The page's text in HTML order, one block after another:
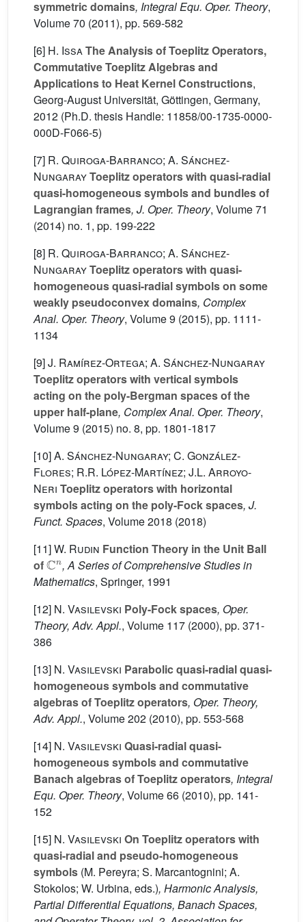
symmetric domains, Integral Equ. Oper. Theory,
Volume 70 (2011), pp. 569-582
[6] H. IssaThe Analysis of Toeplitz Operators,
Commutative Toeplitz Algebras and
Applications to Heat Kernel Constructions,
Georg-August Universität, Göttingen, Germany,
2012 (Ph.D. thesis Handle: 11858/00-1735-0000-
000D-F066-5)
[7] R. Quiroga-Barranco; A. Sánchez-
NungarayToeplitz operators with quasi-radial
quasi-homogeneous symbols and bundles of
Lagrangian frames, J. Oper. Theory, Volume 71
(2014) no. 1, pp. 199-222
[8] R. Quiroga-Barranco; A. Sánchez-
NungarayToeplitz operators with quasi-
homogeneous quasi-radial symbols on some
weakly pseudoconvex domains, Complex
Anal. Oper. Theory, Volume 9 (2015), pp. 1111-
1134
[9]J. Ramírez-Ortega; A. Sánchez-Nungaray
Toeplitz operators with vertical symbols
acting on the poly-Bergman spaces of the
upper half-plane, Complex Anal. Oper. Theory,
Volume 9 (2015) no. 8, pp. 1801-1817
[10]A. Sánchez-Nungaray; C. González-
Flores; R.R. López-Martínez; J.L. Arroyo-
Neri Toeplitz operators with horizontal
symbols acting on the poly-Fock spaces, J.
Funct. Spaces, Volume 2018 (2018)
[11]W. Rudin Function Theory in the Unit Ball
of
Cn
, A Series of Comprehensive Studies in
Mathematics, Springer, 1991
[12] N. Vasilevski Poly-Fock spaces, Oper.
Theory, Adv. Appl., Volume 117 (2000), pp. 371-
386
[13] N. Vasilevski Parabolic quasi-radial quasi-
homogeneous symbols and commutative
algebras of Toeplitz operators, Oper. Theory,
Adv. Appl., Volume 202 (2010), pp. 553-568
[14] N. Vasilevski Quasi-radial quasi-
homogeneous symbols and commutative
Banach algebras of Toeplitz operators, Integral
Equ. Oper. Theory, Volume 66 (2010), pp. 141-
152
[15] N. Vasilevski On Toeplitz operators with
quasi-radial and pseudo-homogeneous
symbols (M. Pereyra; S. Marcantognini; A.
Stokolos; W. Urbina, eds.), Harmonic Analysis,
Partial Differential Equations, Banach Spaces,